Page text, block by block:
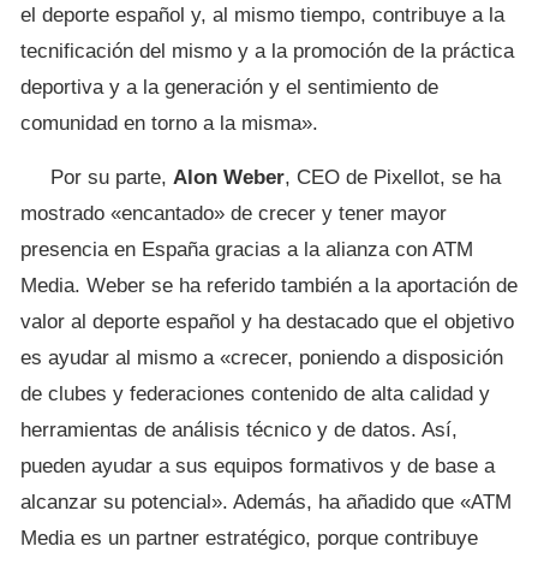
el deporte español y, al mismo tiempo, contribuye a la
tecnificación del mismo y a la promoción de la práctica
deportiva y a la generación y el sentimiento de
comunidad en torno a la misma».
Por su parte, Alon Weber, CEO de Pixellot, se ha
mostrado «encantado» de crecer y tener mayor
presencia en España gracias a la alianza con ATM
Media. Weber se ha referido también a la aportación de
valor al deporte español y ha destacado que el objetivo
es ayudar al mismo a «crecer, poniendo a disposición
de clubes y federaciones contenido de alta calidad y
herramientas de análisis técnico y de datos. Así,
pueden ayudar a sus equipos formativos y de base a
alcanzar su potencial». Además, ha añadido que «ATM
Media es un partner estratégico, porque contribuye